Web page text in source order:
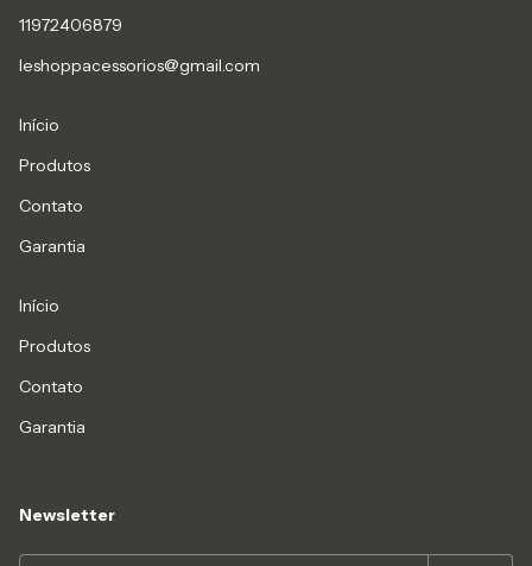
11972406879
leshoppacessorios@gmail.com
Início
Produtos
Contato
Garantia
Início
Produtos
Contato
Garantia
Newsletter